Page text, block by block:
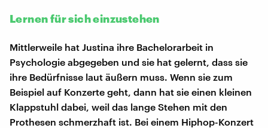
Lernen für sich einzustehen
Mittlerweile hat Justina ihre Bachelorarbeit in
Psychologie abgegeben und sie hat gelernt, dass sie
ihre Bedürfnisse laut äußern muss. Wenn sie zum
Beispiel auf Konzerte geht, dann hat sie einen kleinen
Klappstuhl dabei, weil das lange Stehen mit den
Prothesen schmerzhaft ist. Bei einem Hiphop-Konzert